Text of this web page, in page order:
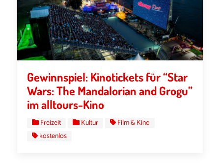
Gewinnspiel: Kinotickets für “Star
Wars: The Mandalorian and Grogu”
im alltours-Kino
Freizeit Kultur
Film & Kino
kostenlos